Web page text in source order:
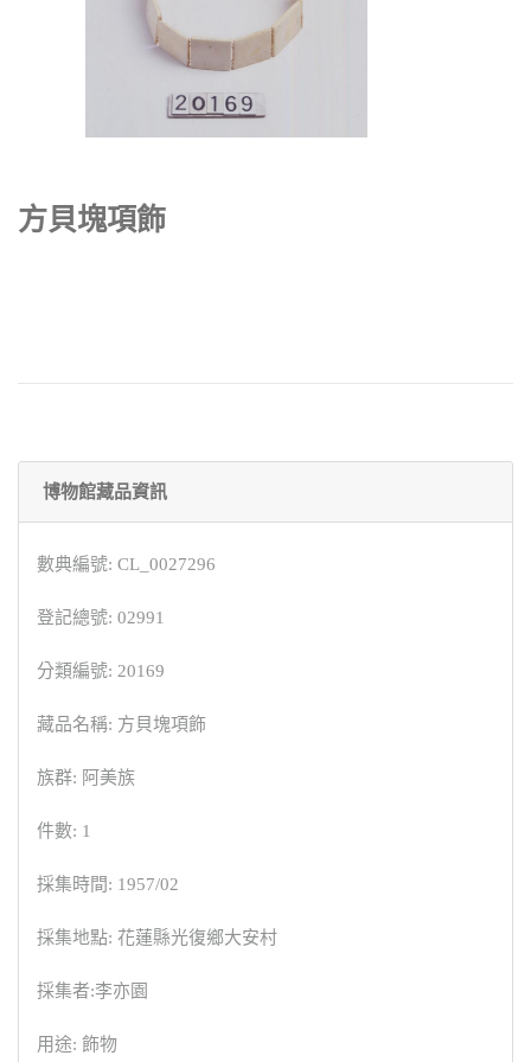
方貝塊項飾
博物館藏品資訊
數典編號: CL_0027296
登記總號: 02991
分類編號: 20169
藏品名稱: 方貝塊項飾
族群: 阿美族
件數: 1
採集時間: 1957/02
採集地點: 花蓮縣光復鄉大安村
採集者:李亦園
用途: 飾物